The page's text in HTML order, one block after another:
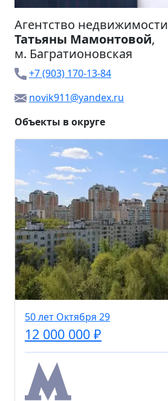
Агентство недвижимости
Татьяны Мамонтовой,
м. Багратионовская
+7 (903) 170-13-84
novik911@yandex.ru
Объекты в округе
50 лет Октября 29
12 000 000 ₽